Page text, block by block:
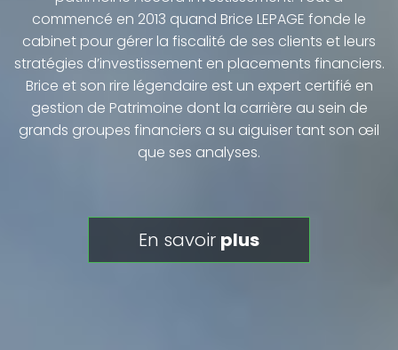
commencé en 2013 quand Brice LEPAGE fonde le
cabinet pour gérer la fiscalité de ses clients et leurs
stratégies d’investissement en placements financiers.
Brice et son rire légendaire est un expert certifié en
gestion de Patrimoine dont la carrière au sein de
grands groupes financiers a su aiguiser tant son œil
que ses analyses.
en savoir plus